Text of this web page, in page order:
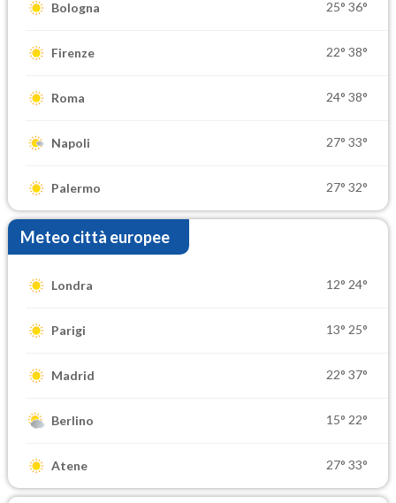
Bologna 25° 36°
Firenze 22° 38°
Roma 24° 38°
Napoli 27° 33°
Palermo 27° 32°
Meteo città europee
Londra 12° 24°
Parigi 13° 25°
Madrid 22° 37°
Berlino 15° 22°
Atene 27° 33°